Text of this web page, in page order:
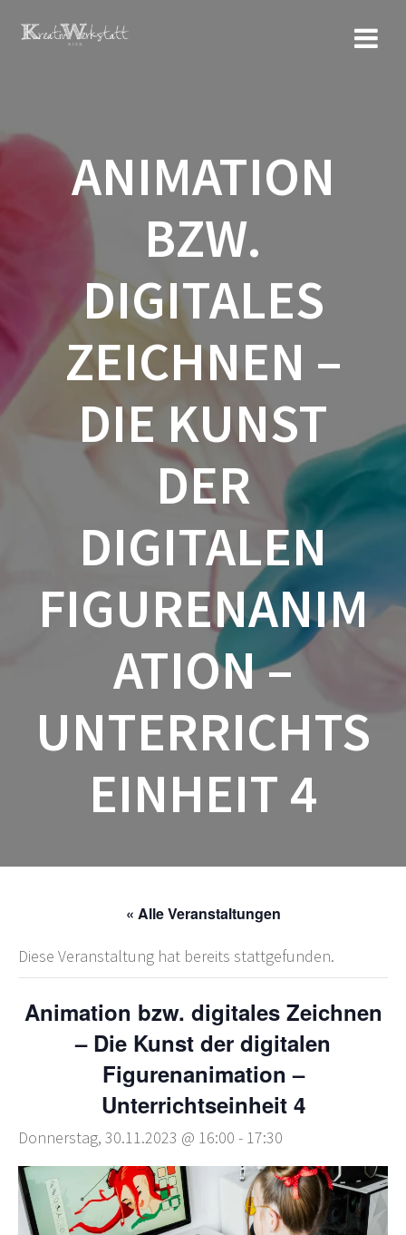
ANIMATION
BZW.
DIGITALES
ZEICHNEN –
DIE KUNST
DER
DIGITALEN
FIGURENANIM
ATION –
UNTERRICHTS
EINHEIT 4
« Alle Veranstaltungen
Diese Veranstaltung hat bereits stattgefunden.
Animation bzw. digitales Zeichnen
– Die Kunst der digitalen
Figurenanimation –
Unterrichtseinheit 4
Donnerstag, 30.11.2023 @ 16:00 - 17:30